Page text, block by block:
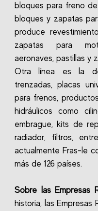
bloques para freno
bloques y zapatas
produce
zapatas para
aeronaves, pastillas y
Otra línea es la
trenzadas, placas
para frenos,
hidráulicos como
embrague, kits de
radiador, filtros,
actualmente Fras-le
más de 126 países.
Sobre las Empresas
historia, las Empresas